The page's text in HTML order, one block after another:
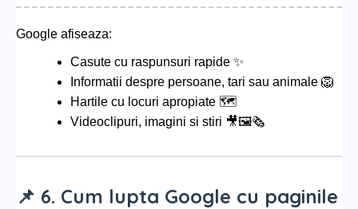
Google afiseaza:
Casute cu raspunsuri rapide ✨
Informatii despre persoane, tari sau animale 🦁
Hartile cu locuri apropiate 🗺️
Videoclipuri, imagini si stiri 🎥🖼️🗞️
📌 6. Cum lupta Google cu paginile